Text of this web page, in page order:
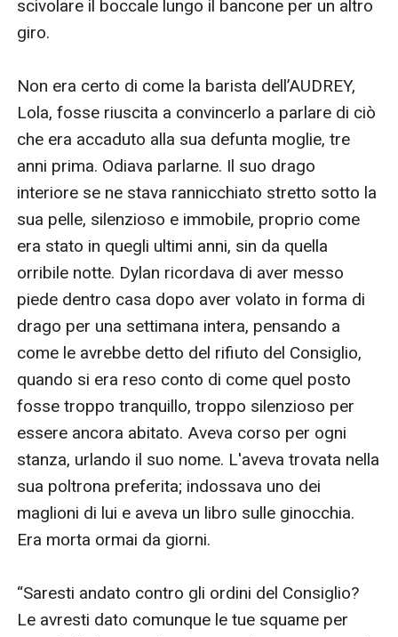
stare al fianco del drago che adora?Il suo drago rock
star: Il punk rocker Caesar de la Vega è un drago
Alvarez è una programmatrice e libera professionista
di successo, amante della propria autonomia e della
vita nomade. Quando la ex groupie Nina incontra il Dio
del rock che una volta idolatrava, viene attratta
nuovamente nel suo mondo patinato. Il futuro
successo della rock star distruggerà la loro nuova
storia d’amore?Il suo drago hacker: L’abile mutaforma
transgender Alec Harper sta cercando di espiare le
colpe del suo oscuro passato dedicando la propria vita
a guarire gli umani. La scienziata e vampira Penelope
O’Hara è affascinata da tutto ciò che è sovrannaturale
da oltre trecento anni. Quando Alec la salva da un
attacco improvviso da parte di alcuni draghi
mutaforma della Guardia Rossa, Penelope si ritroverà
in un mondo pericoloso, fatto di hacker, assassini e
cospirazioni. La logica sembra suggerirle che stare
con qualcuno del clan degli Artigli d’Acciaio possa
essere fin troppo pericoloso, ma il suo cuore la obbliga
degli Artigli d’Acciaio e nasconde un segreto. Emma
Hernandez è la tostissima ex-soldatessa, stratega